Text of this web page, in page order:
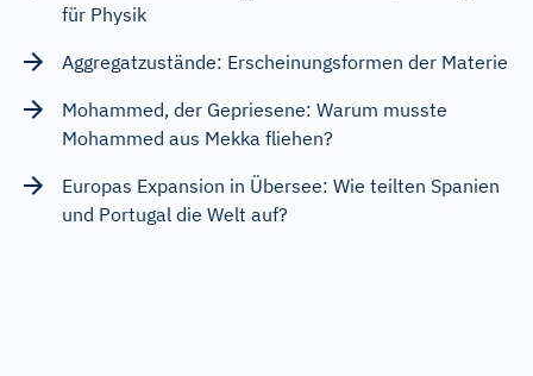
für Physik
Aggregatzustände: Erscheinungsformen der Materie
Mohammed, der Gepriesene: Warum musste
Mohammed aus Mekka fliehen?
Europas Expansion in Übersee: Wie teilten Spanien
und Portugal die Welt auf?